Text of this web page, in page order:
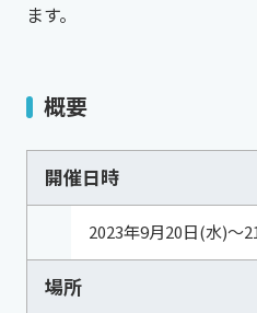
ます。
概要
開催日時
2023年9月20日(水)～
場所